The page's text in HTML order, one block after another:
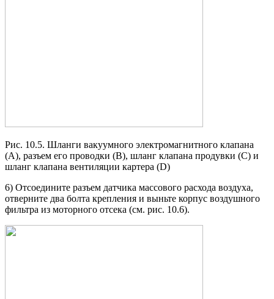
Рис. 10.5. Шланги вакуумного электромагнитного клапана
(А), разъем его проводки (В), шланг клапана продувки (С) и
шланг клапана вентиляции картера (D)
6) Отсоедините разъем датчика массового расхода воздуха,
отверните два болта крепления и выньте корпус воздушного
фильтра из моторного отсека (см. рис. 10.6).